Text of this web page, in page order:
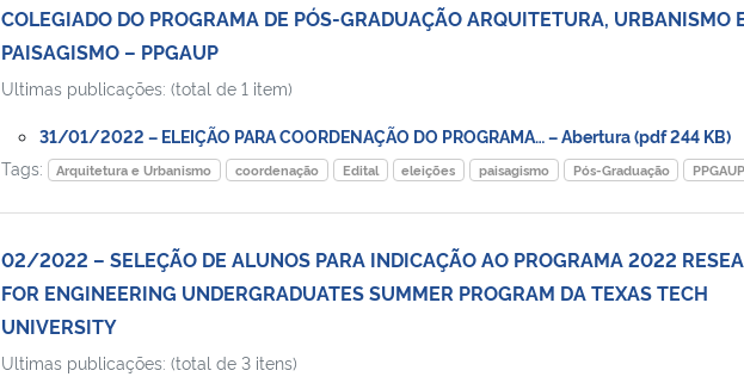
COLEGIADO DO PROGRAMA DE PÓS-GRADUAÇÃO ARQUITETURA, URBANISMO
PAISAGISMO – PPGAUP
Ultimas publicações: (total de 1 item)
31/01/2022 – ELEIÇÃO PARA COORDENAÇÃO DO PROGRAMA… – Abertura (pdf 244 KB)
Tags:
Arquitetura e Urbanismo coordenação Edital eleições paisagismo Pós-Graduação
02/2022 – SELEÇÃO DE ALUNOS PARA INDICAÇÃO AO PROGRAMA 2022
FOR ENGINEERING UNDERGRADUATES SUMMER PROGRAM DA TEXAS TECH
UNIVERSITY
Ultimas publicações: (total de 3 itens)